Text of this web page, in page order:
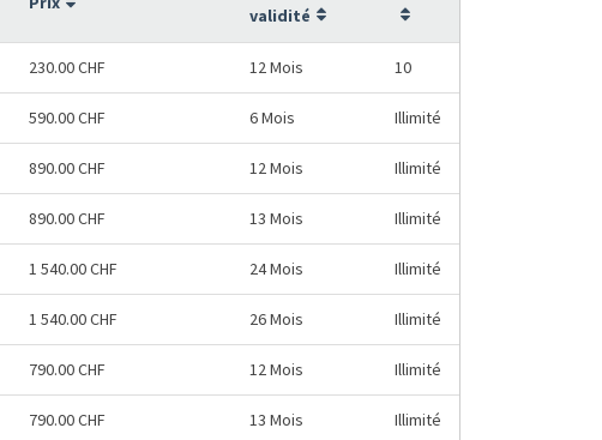
validité
230.00 CHF 12 Mois 10
590.00 CHF 6 Mois Illimité
890.00 CHF 12 Mois Illimité
890.00 CHF 13 Mois Illimité
1 540.00 CHF 24 Mois Illimité
1 540.00 CHF 26 Mois Illimité
790.00 CHF 12 Mois Illimité
790.00 CHF 13 Mois Illimité